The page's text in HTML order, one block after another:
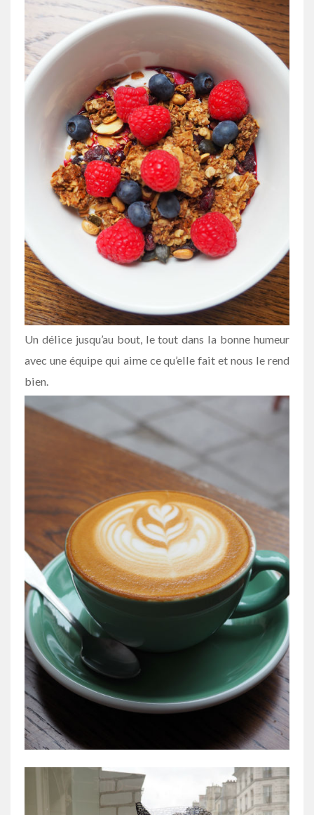
Un délice jusqu’au bout, le tout dans la bonne humeur
avec une équipe qui aime ce qu’elle fait et nous le rend
bien.